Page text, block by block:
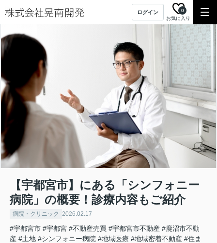
ログイン
お気に入り
0
【宇都宮市】にある「シンフォニー
病院」の概要！診療内容もご紹介
病院・クリニック 2026.02.17
#宇都宮市 #宇都宮 #不動産売買 #宇都宮市不動産 #鹿沼市不動
産 #土地 #シンフォニー病院 #地域医療 #地域密着不動産 #住ま